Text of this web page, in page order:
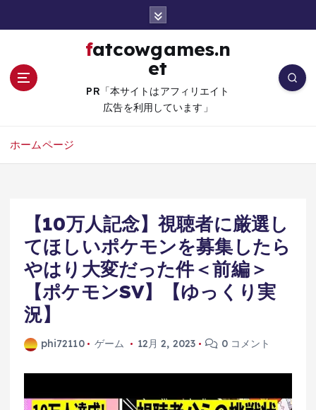
fatcowgames.n
et
PR「本サイトはアフィリエイト
広告を利用しています」
ホームページ
【10万人記念】視聴者に厳選し
てほしいポケモンを募集したら
やはり大変だった件＜前編＞
【ポケモンSV】【ゆっくり実
況】
phi72110 ゲーム 12月 2, 2023 0 コメント